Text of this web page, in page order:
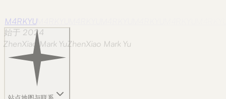
M4RKYUM4RKYU
始于 2024
ZhenXiao Mark YuZhenXiao Mark Yu